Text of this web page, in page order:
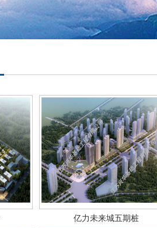
亿力未来城五期桩